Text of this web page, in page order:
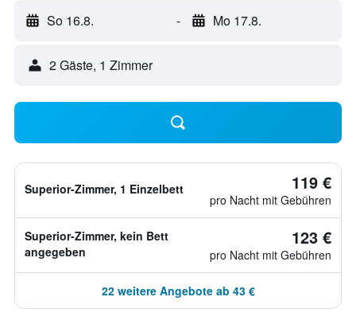
So 16.8. - Mo 17.8.
2 Gäste, 1 Zimmer
Superior-Zimmer, 1 Einzelbett 119 €
pro Nacht mit Gebühren
Superior-Zimmer, kein Bett
angegeben
123 €
pro Nacht mit Gebühren
22 weitere Angebote ab 43 €